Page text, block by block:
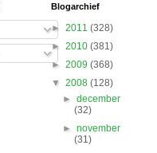
Blogarchief
► 2011 (328)
► 2010 (381)
► 2009 (368)
▼ 2008 (128)
►december
(32)
►november
(31)